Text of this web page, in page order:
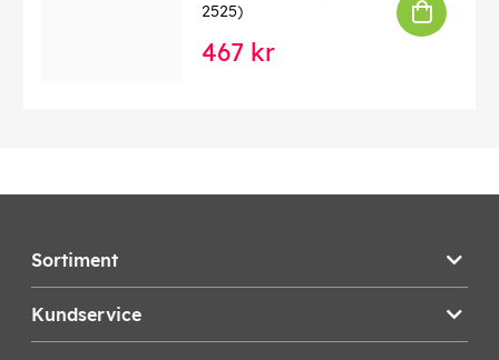
2525)
467 kr
Sortiment
Kundservice